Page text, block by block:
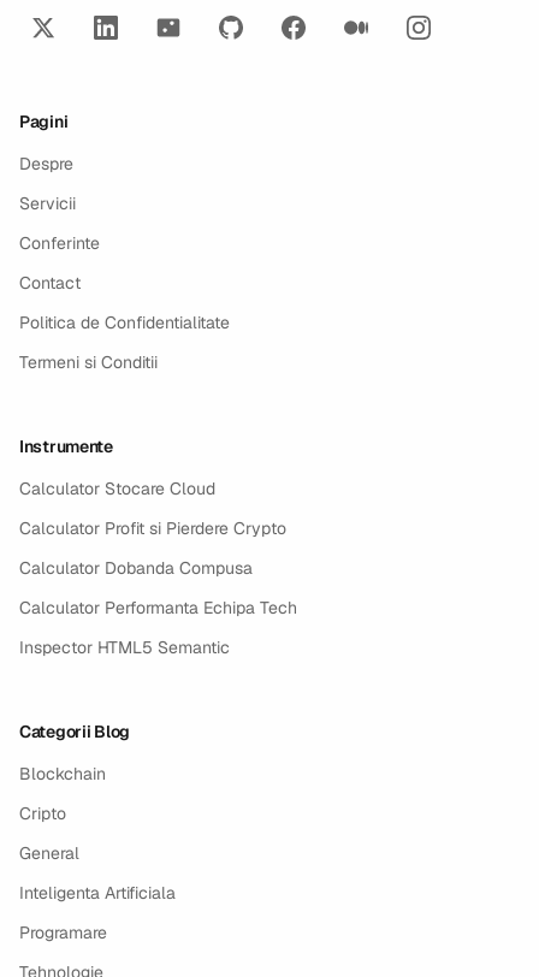
Pagini
Despre
Servicii
Conferinte
Contact
Politica de Confidentialitate
Termeni si Conditii
Instrumente
Calculator Stocare Cloud
Calculator Profit si Pierdere Crypto
Calculator Dobanda Compusa
Calculator Performanta Echipa Tech
Inspector HTML5 Semantic
Categorii Blog
Blockchain
Cripto
General
Inteligenta Artificiala
Programare
Tehnologie